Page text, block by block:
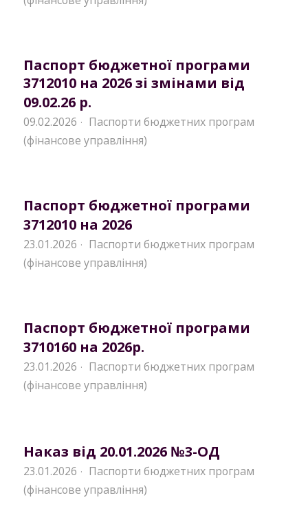
Паспорт бюджетної програми
3712010 на 2026 зі змінами від
09.02.26 р.
09.02.2026 · Паспорти бюджетних програм
(фінансове управління)
Паспорт бюджетної програми
3712010 на 2026
23.01.2026 · Паспорти бюджетних програм
(фінансове управління)
Паспорт бюджетної програми
3710160 на 2026р.
23.01.2026 · Паспорти бюджетних програм
(фінансове управління)
Наказ від 20.01.2026 №3-ОД
23.01.2026 · Паспорти бюджетних програм
(фінансове управління)